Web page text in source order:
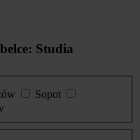
Studia
Sopot